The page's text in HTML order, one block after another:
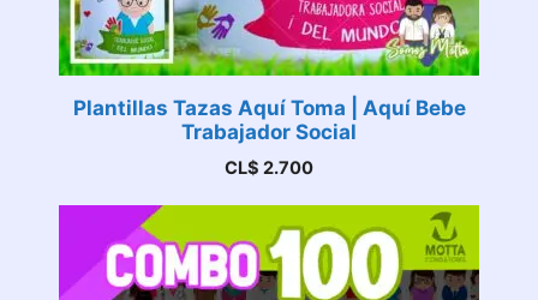
Plantillas Tazas Aquí Toma | Aquí Bebe
Trabajador Social
CL$ 2.700